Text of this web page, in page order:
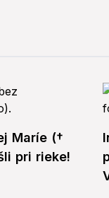
Maríe (†
pri rieke!